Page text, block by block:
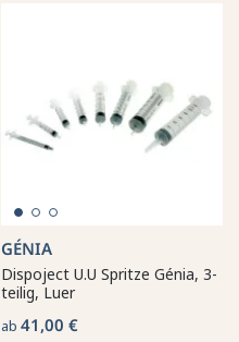
GÉNIA
Dispoject U.U Spritze Génia, 3-
teilig, Luer
ab 41,00 €